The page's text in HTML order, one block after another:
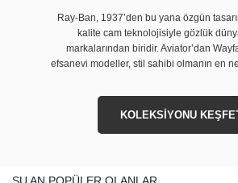
Ray-Ban, 1937’den bu yana özgün
kalite cam teknolojisiyle gözlük
markalarından biridir. Aviator’dan
efsanevi modeller, stil sahibi olmanın en
KOLEKSİYONU
ŞU AN POPÜLER OLANLAR